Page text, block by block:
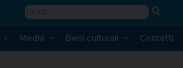
Ricerca
Media Beni culturali Contatti